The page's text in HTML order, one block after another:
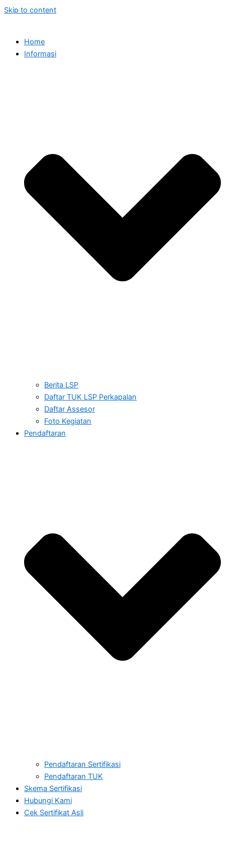
Skip to content
Home
Informasi
Berita LSP
Daftar TUK LSP Perkapalan
Daftar Assesor
Foto Kegiatan
Pendaftaran
Pendaftaran Sertifikasi
Pendaftaran TUK
Skema Sertifikasi
Hubungi Kami
Cek Sertifikat Asli